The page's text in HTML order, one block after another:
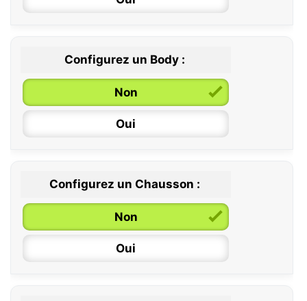
Configurez un Body :
Non
Oui
0 / 6 mois
6 / 12 mois
12 / 18 mois
Configurez un Chausson :
Non
Oui